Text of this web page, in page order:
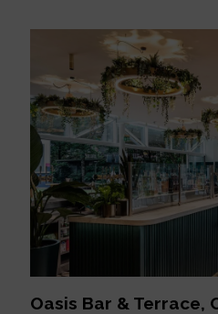
Oasis Bar & Terrace,